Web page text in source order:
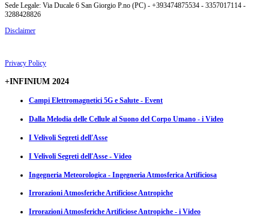
Sede Legale: Via Ducale 6 San Giorgio P.no (PC) - +393474875534 - 3357017114 -
3288428826
Disclaimer
Privacy Policy
+INFINIUM 2024
Campi Elettromagnetici 5G e Salute - Event
Dalla Melodia delle Cellule al Suono del Corpo Umano - i Video
I Velivoli Segreti dell'Asse
I Velivoli Segreti dell'Asse - Video
Ingegneria Meteorologica - Ingegneria Atmosferica Artificiosa
Irrorazioni Atmosferiche Artificiose Antropiche
Irrorazioni Atmosferiche Artificiose Antropiche - i Video